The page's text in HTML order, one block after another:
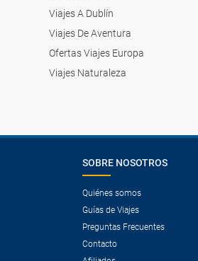
Viajes A Dublín
Viajes De Aventura
Ofertas Viajes Europa
Viajes Naturaleza
SOBRE NOSOTROS
Quiénes somos
Guías de Viajes
Preguntas Frecuentes
Contacto